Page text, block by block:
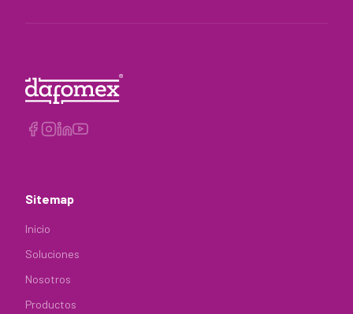
Sitemap
Inicio
Soluciones
Nosotros
Productos